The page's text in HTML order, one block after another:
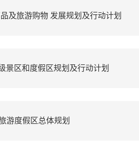
及旅游购物 发展规划及行动计划
景区和度假区规划及行动计划
游度假区总体规划